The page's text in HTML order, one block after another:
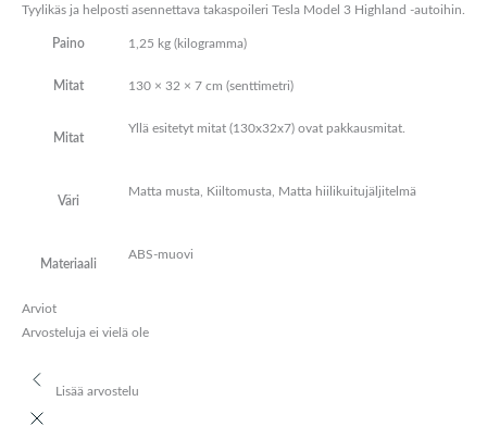
Tyylikäs ja helposti asennettava takaspoileri Tesla Model 3 Highland -autoihin.
Paino 1,25 kg (kilogramma)
Mitat 130 × 32 × 7 cm (senttimetri)
Mitat
Yllä esitetyt mitat (130x32x7) ovat pakkausmitat.
Väri
Matta musta, Kiiltomusta, Matta hiilikuitujäljitelmä
Materiaali
ABS-muovi
Arviot
Arvosteluja ei vielä ole
Lisää arvostelu